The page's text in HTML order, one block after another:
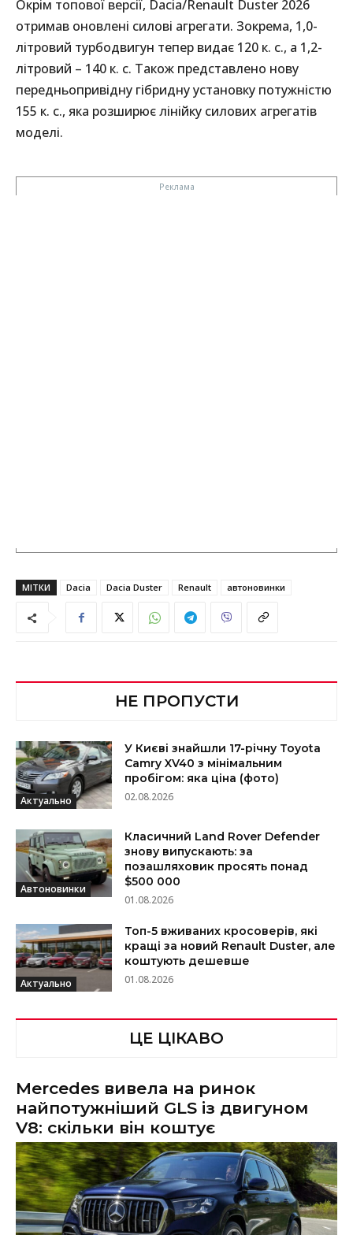
Окрім топової версії, Dacia/Renault Duster 2026
отримав оновлені силові агрегати. Зокрема, 1,0-
літровий турбодвигун тепер видає 120 к. с., а 1,2-
літровий – 140 к. с. Також представлено нову
передньопривідну гібридну установку потужністю
155 к. с., яка розширює лінійку силових агрегатів
моделі.
МІТКИ Dacia Dacia Duster Renault автоновинки
НЕ ПРОПУСТИ
Актуально
У Києві знайшли 17-річну Toyota
Camry XV40 з мінімальним
пробігом: яка ціна (фото)
02.08.2026
Автоновинки
Класичний Land Rover Defender
знову випускають: за
позашляховик просять понад
$500 000
01.08.2026
Актуально
Топ-5 вживаних кросоверів, які
кращі за новий Renault Duster, але
коштують дешевше
01.08.2026
ЦЕ ЦІКАВО
Mercedes вивела на ринок
найпотужніший GLS із двигуном
V8: скільки він коштує